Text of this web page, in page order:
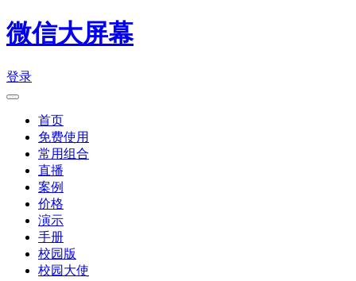
微信大屏幕
登录
首页
免费使用
常用组合
直播
案例
价格
演示
手册
校园版
校园大使